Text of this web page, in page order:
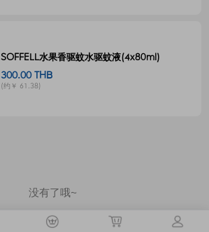
SOFFELL水果香驱蚊水驱蚊液(4x80ml)
300.00 THB
(约￥ 61.38)
没有了哦~